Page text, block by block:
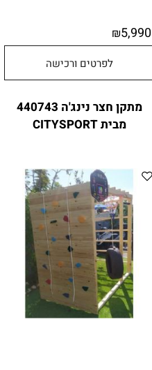
₪5,990
לפרטים ורכישה
מתקן חצר נינג'ה 440743
מבית CITYSPORT